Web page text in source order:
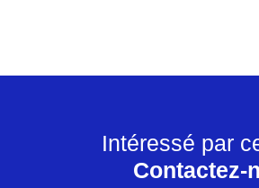
Intéressé par
Contactez-